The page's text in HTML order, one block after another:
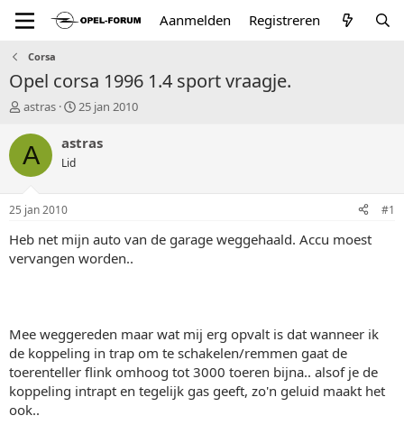
Aanmelden Registreren
Corsa
Opel corsa 1996 1.4 sport vraagje.
T
p
i
t
a
r
e
astras
S
a
u
m
25 jan 2010
A astras
Lid
25 jan 2010 #1
Heb net mijn auto van de garage weggehaald. Accu moest
vervangen worden..
Mee weggereden maar wat mij erg opvalt is dat wanneer ik
de koppeling in trap om te schakelen/remmen gaat de
toerenteller flink omhoog tot 3000 toeren bijna.. alsof je de
koppeling intrapt en tegelijk gas geeft, zo'n geluid maakt het
ook..